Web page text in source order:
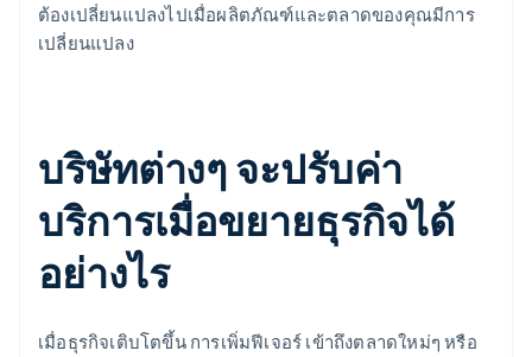
ต้องเปลี่ยนแปลงไปเมื่อผลิตภัณฑ์และตลาดของคุณมีการ
เปลี่ยนแปลง
บริษัทต่างๆ จะปรับค่า
บริการเมื่อขยายธุรกิจได้
อย่างไร
เมื่อธุรกิจเติบโตขึ้น การเพิ่มฟีเจอร์ เข้าถึงตลาดใหม่ๆ หรือ